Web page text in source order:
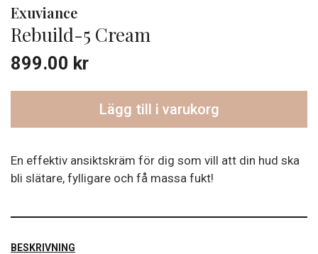
Exuviance
Rebuild-5 Cream
899.00 kr
Lägg till i varukorg
En effektiv ansiktskräm för dig som vill att din hud ska
bli slätare, fylligare och få massa fukt!
BESKRIVNING